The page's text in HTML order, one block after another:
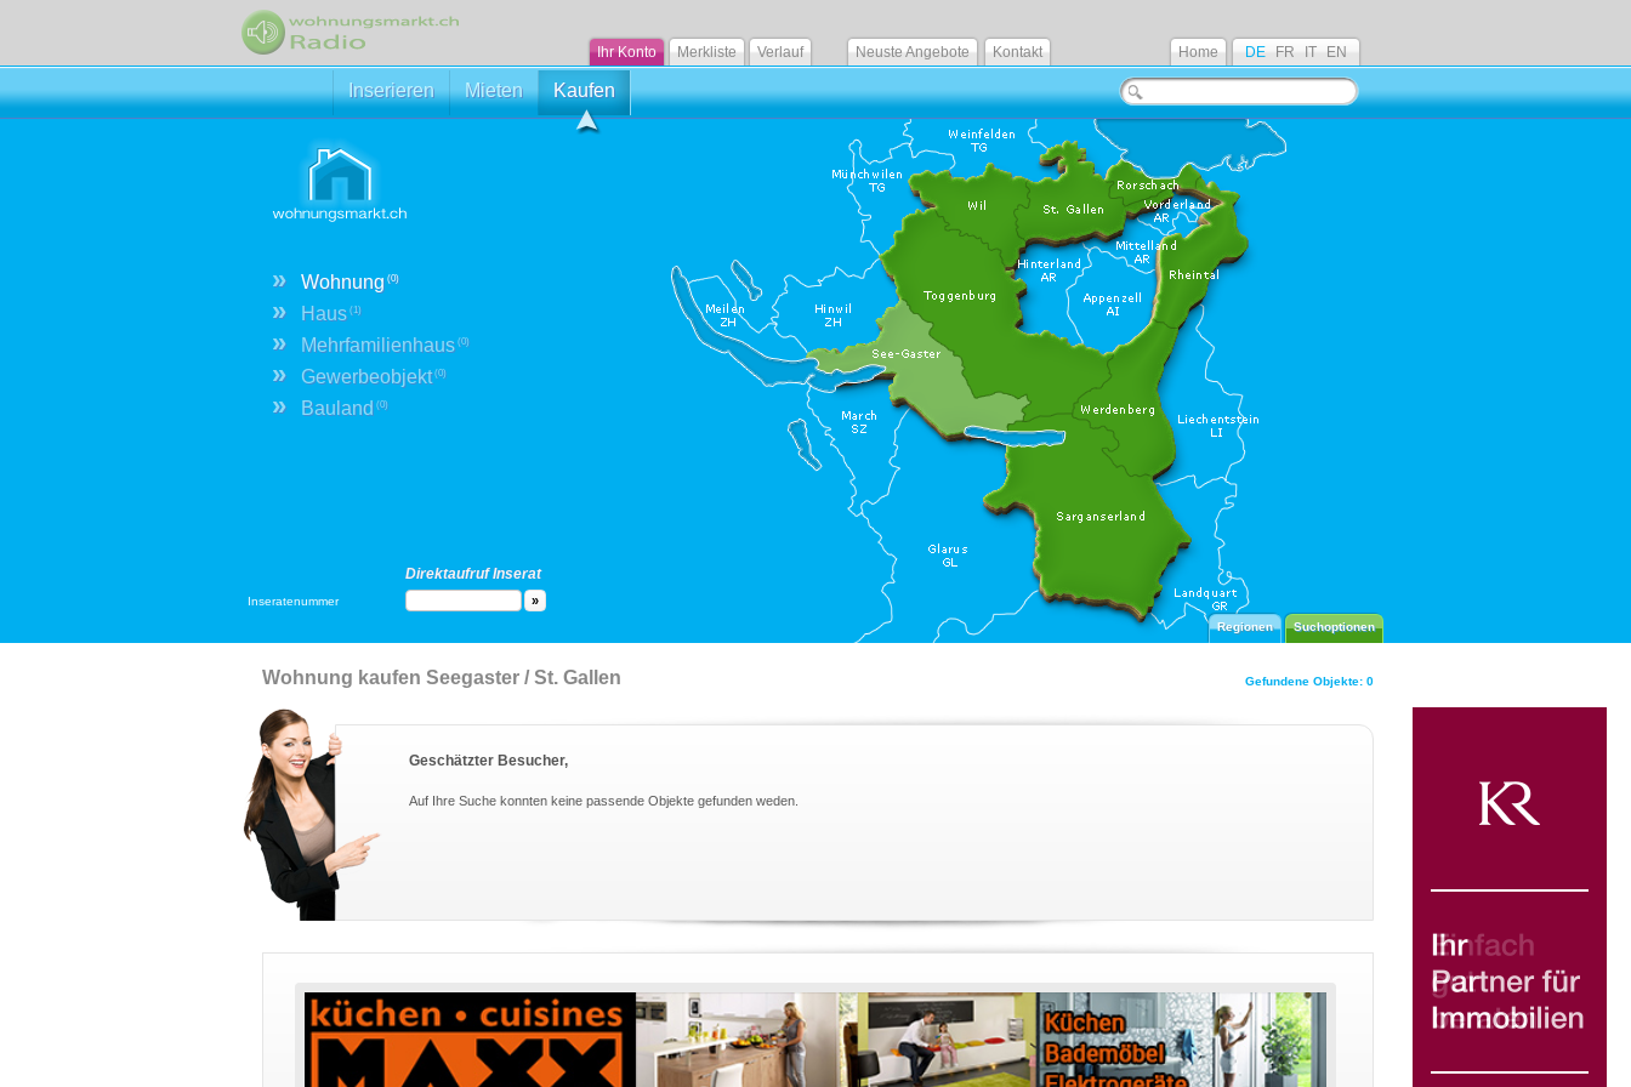
Ihr Konto Merkliste Verlauf Neuste Angebote Kontakt Home DE FR IT EN
Inserieren Mieten Kaufen
» Wohnung (0)
» Haus (1)
» Mehrfamilienhaus (0)
» Gewerbeobjekt(0)
» Bauland (0)
Direktaufruf Inserat
Inseratenummer
Suchoptionen
Regionen
Wohnung kaufen Seegaster / St. Gallen Gefundene Objekte: 0
Geschätzter Besucher,
Auf Ihre Suche konnten keine passende Objekte gefunden weden.